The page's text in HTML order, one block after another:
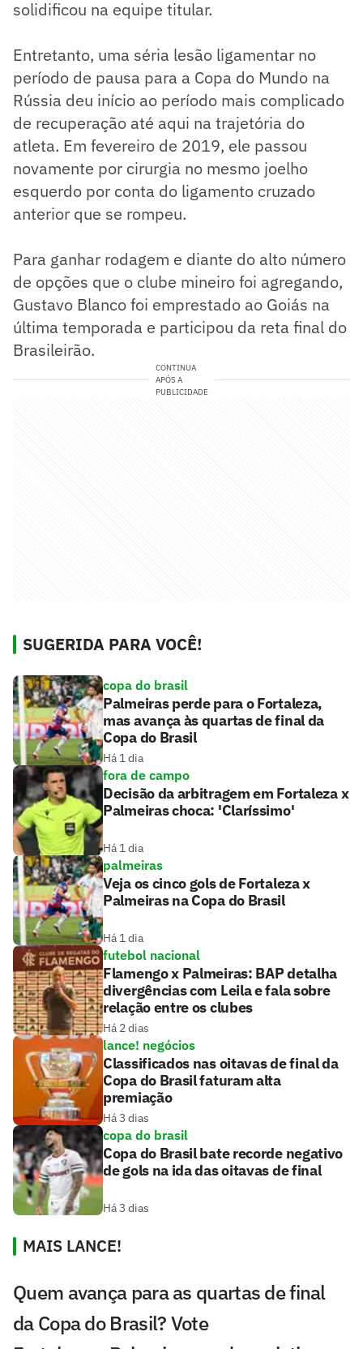
solidificou na equipe titular.
Entretanto, uma séria lesão ligamentar no
período de pausa para a Copa do Mundo na
Rússia deu início ao período mais complicado
de recuperação até aqui na trajetória do
atleta. ​Em fevereiro de 2019, ele passou
novamente por cirurgia no mesmo joelho
esquerdo por conta do ligamento cruzado
anterior que se rompeu.
Para ganhar rodagem e diante do alto número
de opções que o clube mineiro foi agregando,
Gustavo Blanco foi emprestado ao Goiás na
última temporada e participou da reta final do
Brasileirão.
CONTINUA
APÓS A
PUBLICIDADE
SUGERIDA PARA VOCÊ!
copa do brasil
Palmeiras perde para o Fortaleza,
mas avança às quartas de final da
Copa do Brasil
Há 1 dia
fora de campo
Decisão da arbitragem em Fortaleza x
Palmeiras choca: 'Claríssimo'
Há 1 dia
palmeiras
Veja os cinco gols de Fortaleza x
Palmeiras na Copa do Brasil
Há 1 dia
futebol nacional
Flamengo x Palmeiras: BAP detalha
divergências com Leila e fala sobre
relação entre os clubes
Há 2 dias
lance! negócios
Classificados nas oitavas de final da
Copa do Brasil faturam alta
premiação
Há 3 dias
copa do brasil
Copa do Brasil bate recorde negativo
de gols na ida das oitavas de final
Há 3 dias
MAIS LANCE!
Quem avança para as quartas de final
da Copa do Brasil? Vote